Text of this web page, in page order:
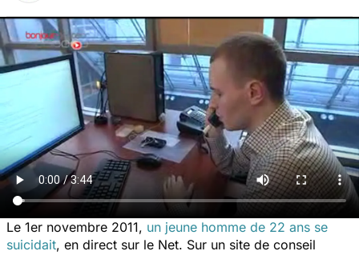
Le 1er novembre 2011, un jeune homme de 22 ans se
suicidait, en direct sur le Net. Sur un site de conseil